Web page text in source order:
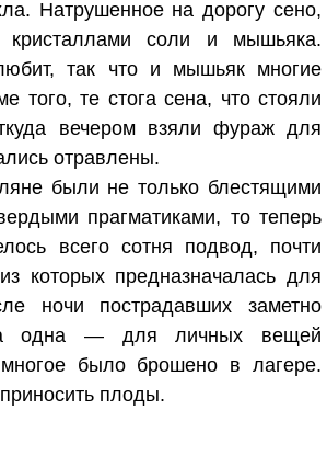
Натрушенное на дорогу сено,
соли и мышьяка.
так что и мышьяк многие
того, те стога сена, что стояли
вечером взяли фураж для
отравлены.
были не только блестящими
прагматиками, то теперь
всего сотня подвод, почти
которых предназначалась для
ночи пострадавших заметно
а одна — для личных вещей
было брошено в лагере.
плоды.